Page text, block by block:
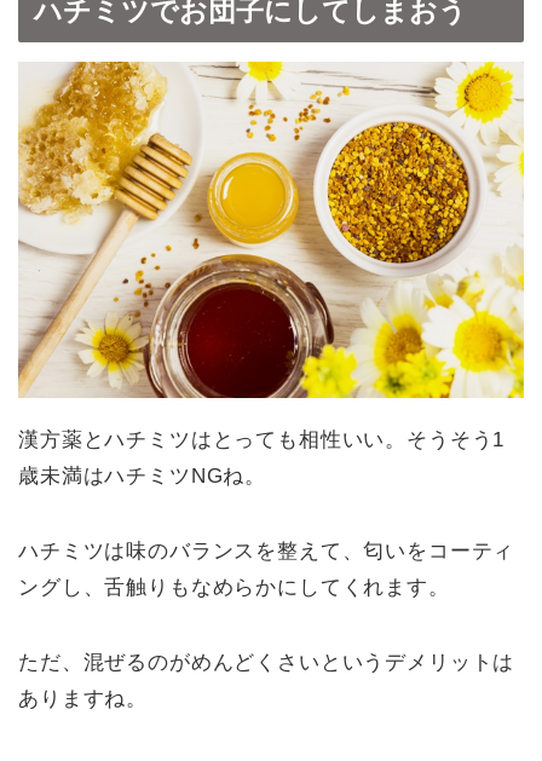
ハチミツでお団子にしてしまおう
漢方薬とハチミツはとっても相性いい。そうそう1
歳未満はハチミツNGね。
ハチミツは味のバランスを整えて、匂いをコーティ
ングし、舌触りもなめらかにしてくれます。
ただ、混ぜるのがめんどくさいというデメリットは
ありますね。